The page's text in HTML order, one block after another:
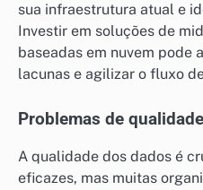
sua infraestrutura atual e
Investir em soluções de
baseadas em nuvem pode
lacunas e agilizar o fluxo
Problemas de
A qualidade dos dados é
eficazes, mas muitas